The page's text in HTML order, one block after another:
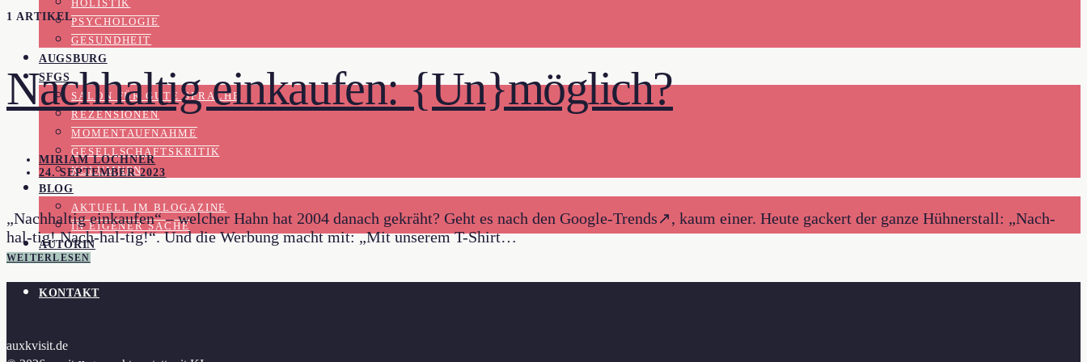
HOLISTIK
PSYCHOLOGIE
GESUNDHEIT
AUGSBURG
SFGS
SALON FÜR GUTE SPRACHE
REZENSIONEN
MOMENTAUFNAHME
GESELLSCHAFTSKRITIK
KOLUMNEN
BLOG
AKTUELL IM BLOGAZINE
IN EIGENER SACHE
AUTORIN
1 ARTIKEL
Nachhaltig einkaufen: {Un}möglich?
MIRIAM LOCHNER
24. SEPTEMBER 2023
„Nachhaltig einkaufen“ – welcher Hahn hat 2004 danach gekräht? Geht es nach den Google-Trends↗, kaum einer. Heute gackert der ganze Hühnerstall: „Nach-
hal-tig! Nach-hal-tig!“. Und die Werbung macht mit: „Mit unserem T-Shirt…
WEITERLESEN
KONTAKT
auxkvisit.de